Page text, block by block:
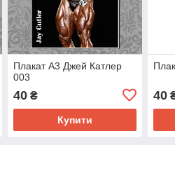
Плакат А3 Джей Катлер
003
40₴
Купити
40